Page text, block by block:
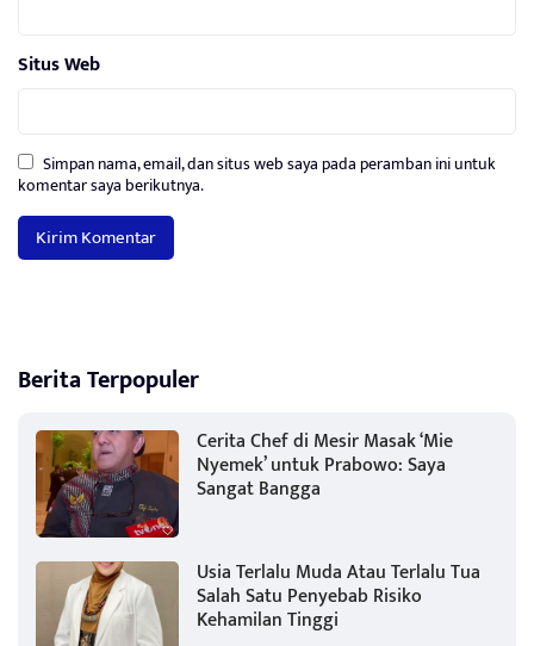
Situs Web
Simpan nama, email, dan situs web saya pada peramban ini untuk
komentar saya berikutnya.
Berita Terpopuler
Cerita Chef di Mesir Masak ‘Mie
Nyemek’ untuk Prabowo: Saya
Sangat Bangga
Usia Terlalu Muda Atau Terlalu Tua
Salah Satu Penyebab Risiko
Kehamilan Tinggi